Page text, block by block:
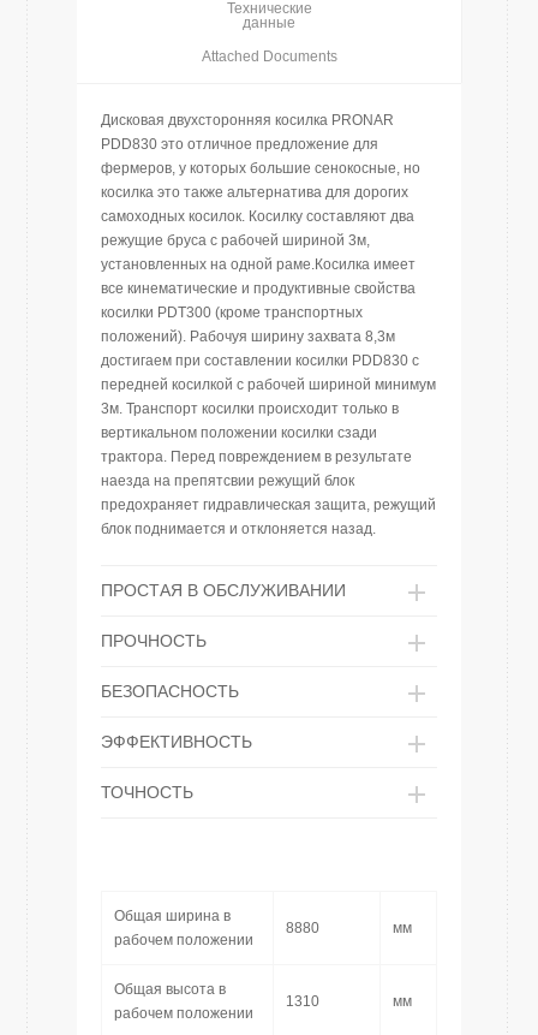
Технические
данные
Attached Documents
Дисковая двухсторонняя косилка PRONAR
PDD830 это отличное предложение для
фермеров, у которых большие сенокосные, но
косилка это также альтернатива для дорогих
самоходных косилок. Косилку составляют два
режущие бруса с рабочей шириной 3м,
установленных на одной раме.Косилка имеет
все кинематические и продуктивные свойства
косилки PDT300 (кроме транспортных
положений). Рабочуя ширину захвата 8,3м
достигаем при составлении косилки PDD830 с
передней косилкой с рабочей шириной минимум
3м. Транспорт косилки происходит только в
вертикальном положении косилки сзади
трактора. Перед повреждением в результате
наезда на препятсвии режущий блок
предохраняет гидравлическая защита, режущий
блок поднимается и отклоняется назад.
ПРОСТАЯ В ОБСЛУЖИВАНИИ
ПРОЧНОСТЬ
БЕЗОПАСНОСТЬ
ЭФФЕКТИВНОСТЬ
ТОЧНОСТЬ
Общая ширина в
рабочем положении
8880 мм
Общая высота в
рабочем положении
1310 мм